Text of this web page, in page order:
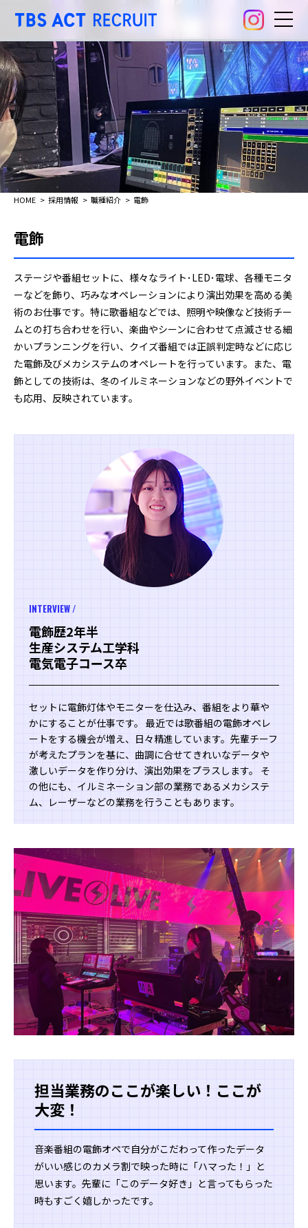
HOME 採用情報 職種紹介 電飾
電飾
ステージや番組セットに、様々なライト･LED･電球、各種モニタ
ーなどを飾り、巧みなオペレーションにより演出効果を高める美
術のお仕事です。特に歌番組などでは、照明や映像など技術チー
ムとの打ち合わせを行い、楽曲やシーンに合わせて点滅させる細
かいプランニングを行い、クイズ番組では正誤判定時などに応じ
た電飾及びメカシステムのオペレートを行っています。また、電
飾としての技術は、冬のイルミネーションなどの野外イベントで
も応用、反映されています。
INTERVIEW /
電飾歴2年半
生産システム工学科
電気電子コース卒
セットに電飾灯体やモニターを仕込み、番組をより華や
かにすることが仕事です。 最近では歌番組の電飾オペレ
ートをする機会が増え、日々精進しています。先輩チーフ
が考えたプランを基に、曲調に合せてきれいなデータや
激しいデータを作り分け、演出効果をプラスします。 そ
の他にも、イルミネーション部の業務であるメカシステ
ム、レーザーなどの業務を行うこともあります。
担当業務のここが楽しい！ここが
大変！
音楽番組の電飾オペで自分がこだわって作ったデータ
がいい感じのカメラ割で映った時に「ハマった！」と
思います。先輩に「このデータ好き」と言ってもらった
時もすごく嬉しかったです。